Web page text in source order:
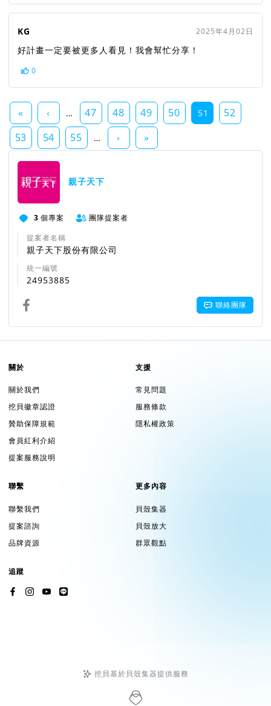
KG 2025年4月02日
好計畫一定要被更多人看見！我會幫忙分享！
0
« ‹ … 47 48 49 50 51
52
53
54 55 … › »
親子天下
3 個專案
團隊提案者
提案者名稱
親子天下股份有限公司
統一編號
24953885
聯絡團隊
關於
關於我們
挖貝徽章認證
贊助保障規範
會員紅利介紹
提案服務說明
支援
常見問題
服務條款
隱私權政策
聯繫
聯繫我們
提案諮詢
品牌資源
更多內容
貝殼集器
貝殼放大
群眾觀點
追蹤
挖貝基於貝殼集器提供服務